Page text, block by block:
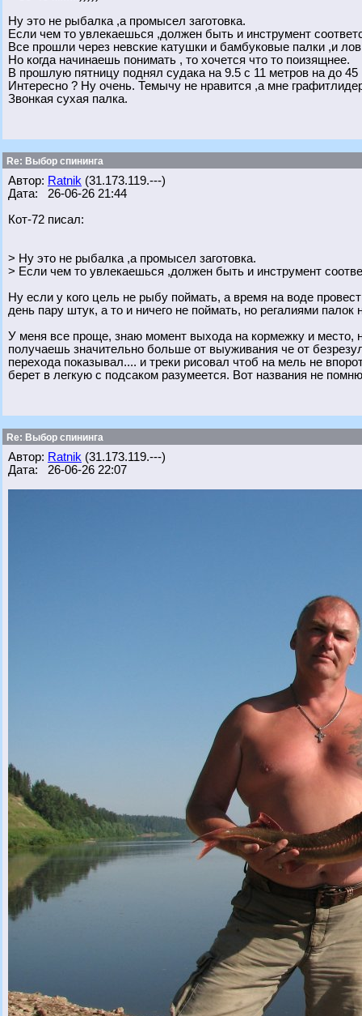
Ну это не рыбалка ,а промысел заготовка.
Если чем то увлекаешься ,должен быть и инструмент
Все прошли через невские катушки и бамбуковые палки ,и
Но когда начинаешь понимать , то хочется что то поизящнее.
В прошлую пятницу поднял судака на 9.5 с 11 метров на до
Интересно ? Ну очень. Темычу не нравится ,а мне
Звонкая сухая палка.
Re: Выбор спининга
Автор: Ratnik (31.173.119.---)
Дата: 26-06-26 21:44
Кот-72 писал:
> Ну это не рыбалка ,а промысел заготовка.
> Если чем то увлекаешься ,должен быть и инструмент
Ну если у кого цель не рыбу поймать, а время на воде
день пару штук, а то и ничего не поймать, но регалиями палок
У меня все проще, знаю момент выхода на кормежку и место,
получаешь значительно больше от выуживания че от
перехода показывал.... и треки рисовал чтоб на мель не
берет в легкую с подсаком разумеется. Вот названия не
Re: Выбор спининга
Автор: Ratnik (31.173.119.---)
Дата: 26-06-26 22:07